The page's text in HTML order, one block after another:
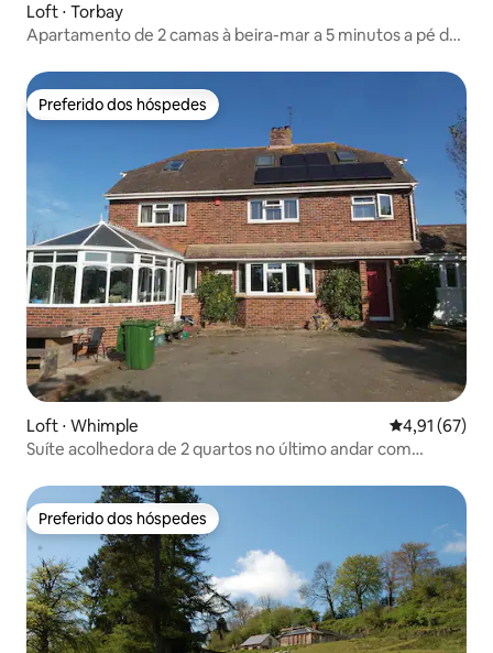
Loft ⋅ Torbay
Apartamento de 2 camas à beira-mar a 5 minutos a pé de
Preferido dos hóspedes
Preferido dos hóspedes
Loft ⋅ Whimple 4,91 de uma
4,91 (67)
Suíte acolhedora de 2 quartos no último andar com
Preferido dos hóspedes
Preferido dos hóspedes